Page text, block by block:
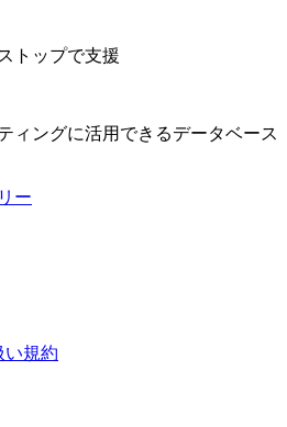
トップで支援
ィングに活用できるデータベース
い規約